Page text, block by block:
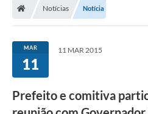
Notícias Notícia
MAR
11
11 MAR 2015
Prefeito e comitiva